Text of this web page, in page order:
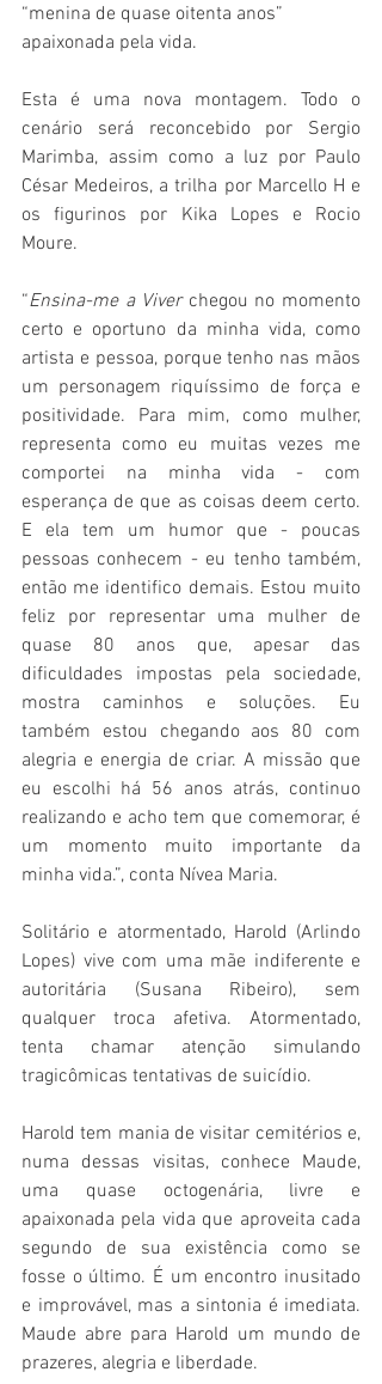
“menina de quase oitenta anos”
apaixonada pela vida.
Esta é uma nova montagem. Todo o
cenário será reconcebido por Sergio
Marimba, assim como a luz por Paulo
César Medeiros, a trilha por Marcello H e
os figurinos por Kika Lopes e Rocio
Moure.
“Ensina-me a Viver chegou no momento
certo e oportuno da minha vida, como
artista e pessoa, porque tenho nas mãos
um personagem riquíssimo de força e
positividade. Para mim, como mulher,
representa como eu muitas vezes me
comportei na minha vida - com
esperança de que as coisas deem certo.
E ela tem um humor que - poucas
pessoas conhecem - eu tenho também,
então me identifico demais. Estou muito
feliz por representar uma mulher de
quase 80 anos que, apesar das
dificuldades impostas pela sociedade,
mostra caminhos e soluções. Eu
também estou chegando aos 80 com
alegria e energia de criar. A missão que
eu escolhi há 56 anos atrás, continuo
realizando e acho tem que comemorar, é
um momento muito importante da
minha vida.”, conta Nívea Maria.
Solitário e atormentado, Harold (Arlindo
Lopes) vive com uma mãe indiferente e
autoritária (Susana Ribeiro), sem
qualquer troca afetiva. Atormentado,
tenta chamar atenção simulando
tragicômicas tentativas de suicídio.
Harold tem mania de visitar cemitérios e,
numa dessas visitas, conhece Maude,
uma quase octogenária, livre e
apaixonada pela vida que aproveita cada
segundo de sua existência como se
fosse o último. É um encontro inusitado
e improvável, mas a sintonia é imediata.
Maude abre para Harold um mundo de
prazeres, alegria e liberdade.